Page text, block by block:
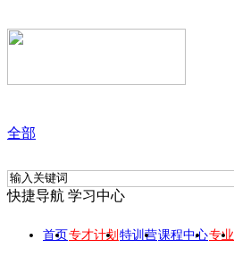
全部
快捷导航 学习中心
首页专才计划 特训营课程中心专业